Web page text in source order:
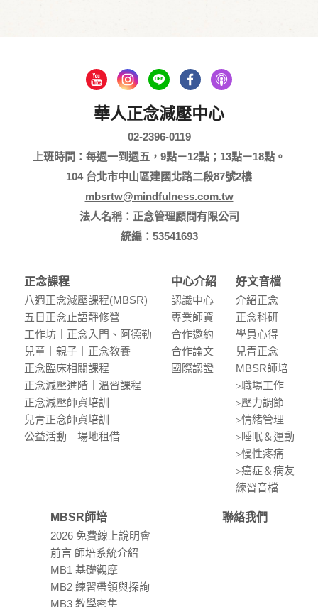
華人正念減壓中心
02-2396-0119
上班時間：每週一到週五，9點－12點；13點－18點。
104 台北市中山區建國北路二段87號2樓
mbsrtw@mindfulness.com.tw
法人名稱：正念管理顧問有限公司
統編：53541693
正念課程
八週正念減壓課程(MBSR)
五⽇正念⽌語靜修營
⼯作坊｜正念入門、阿德勒
兒童｜親⼦｜正念教養
正念臨床相關課程
正念減壓進階｜溫習課程
正念減壓師資培訓
兒青正念師資培訓
公益活動｜場地租借
中心介紹
認識中⼼
專業師資
合作邀約
合作論⽂
國際認證
好文音檔
介紹正念
正念科研
學員⼼得
兒青正念
MBSR師培
▹職場⼯作
▹壓⼒調節
▹情緒管理
▹睡眠＆運動
▹慢性疼痛
▹癌症＆病友
練習⾳檔
MBSR師培
2026 免費線上說明會
前言 師培系統介紹
MB1 基礎觀摩
MB2 練習帶領與探詢
MB3 教學密集
聯絡我們